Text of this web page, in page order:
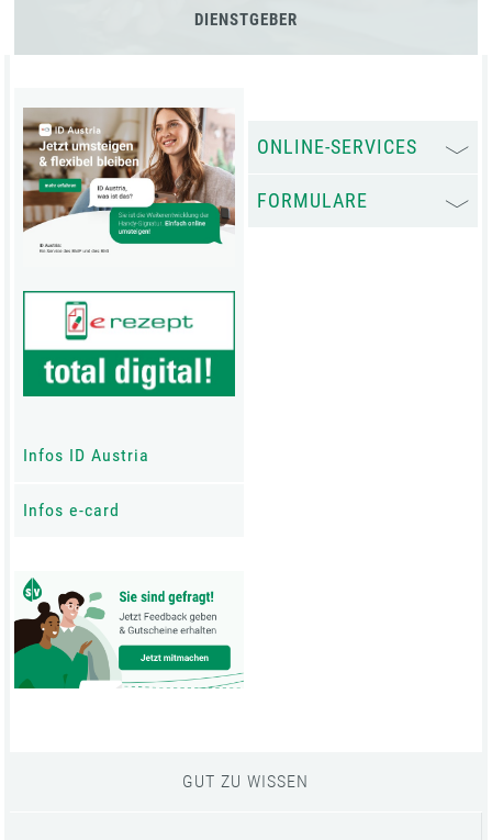
DIENSTGEBER
Infos ID Austria
Infos e-card
ONLINE-SERVICES
FORMULARE
GUT ZU WISSEN